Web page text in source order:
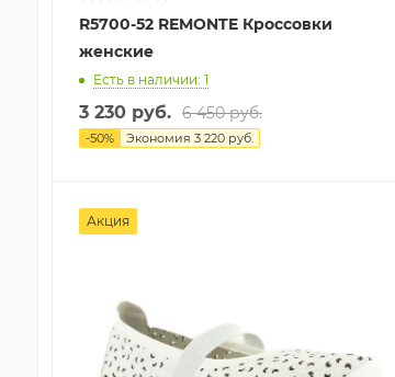
R5700-52 REMONTE Кроссовки
женские
Есть в наличии: 1
3 230 руб. 6 450 руб.
-50% Экономия 3 220 руб.
Акция